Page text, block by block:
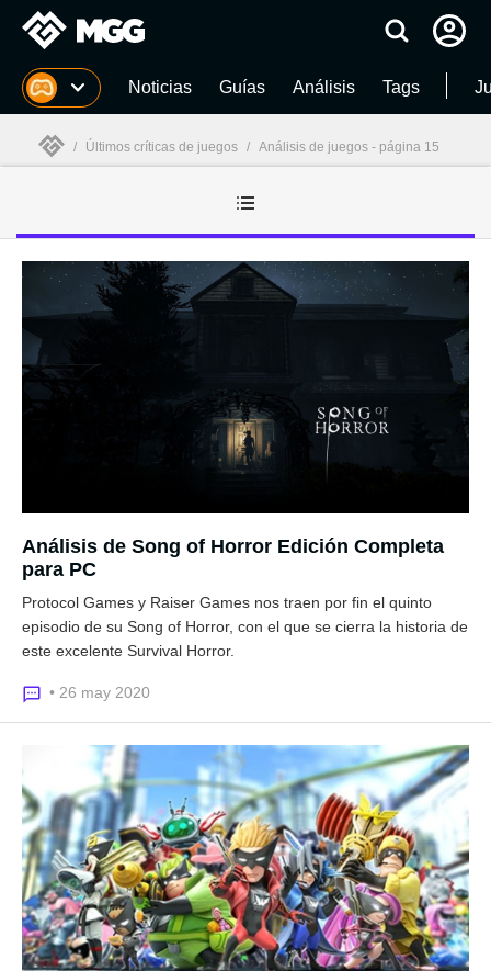
MGG Noticias Guías Análisis Tags
/ Últimos críticas de juegos / Análisis de juegos - página 15
Análisis de Song of Horror Edición Completa
para PC
Protocol Games y Raiser Games nos traen por fin el quinto
episodio de su Song of Horror, con el que se cierra la historia de
este excelente Survival Horror.
• 26 may 2020